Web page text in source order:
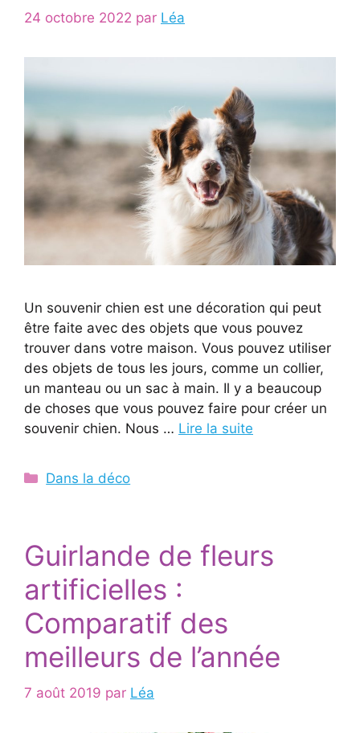
24 octobre 2022 par Léa
Un souvenir chien est une décoration qui peut
être faite avec des objets que vous pouvez
trouver dans votre maison. Vous pouvez utiliser
des objets de tous les jours, comme un collier,
un manteau ou un sac à main. Il y a beaucoup
de choses que vous pouvez faire pour créer un
souvenir chien. Nous … Lire la suite
Catégories
Dans la déco
Guirlande de fleurs
artificielles :
Comparatif des
meilleurs de l’année
7 août 2019 par Léa